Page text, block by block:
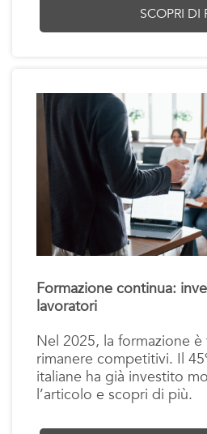
SCOPRI DI
Formazione continua:
lavoratori
Nel 2025, la formazione
rimanere competitivi. Il
italiane ha già investito
l’articolo e scopri di più.